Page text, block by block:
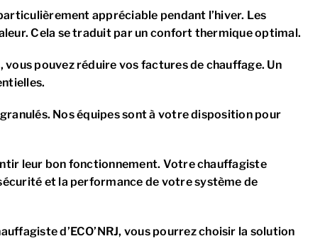
appréciable pendant l’hiver. Les
Cela se traduit par un confort thermique optimal.
pouvez réduire vos factures de chauffage. Un
granulés. Nos équipes sont à votre disposition pour
leur bon fonctionnement. Votre chauffagiste
et la performance de votre système de
d’ECO’NRJ, vous pourrez choisir la solution